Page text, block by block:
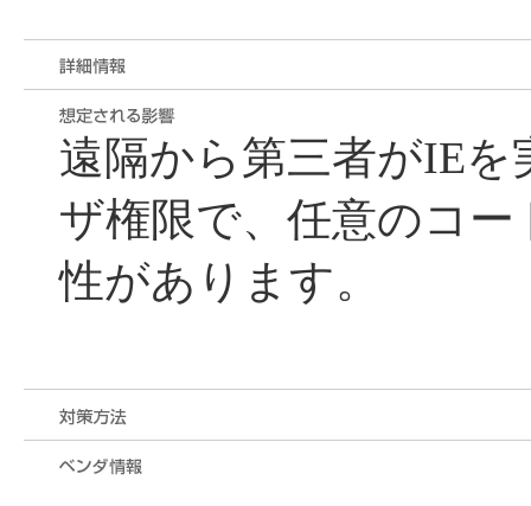
遠隔から第三者がIE
ザ権限で、任意のコ
性があります。